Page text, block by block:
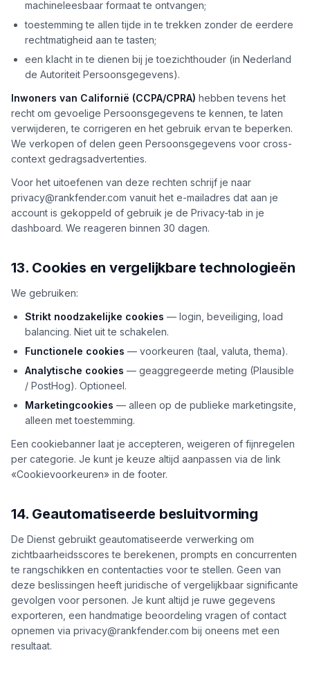
machineleesbaar formaat te ontvangen;
toestemming te allen tijde in te trekken zonder de eerdere
rechtmatigheid aan te tasten;
een klacht in te dienen bij je toezichthouder (in Nederland
de Autoriteit Persoonsgegevens).
Inwoners van Californië (CCPA/CPRA) hebben tevens het
recht om gevoelige Persoonsgegevens te kennen, te laten
verwijderen, te corrigeren en het gebruik ervan te beperken.
We verkopen of delen geen Persoonsgegevens voor cross-
context gedragsadvertenties.
Voor het uitoefenen van deze rechten schrijf je naar
privacy@rankfender.com vanuit het e-mailadres dat aan je
account is gekoppeld of gebruik je de Privacy-tab in je
dashboard. We reageren binnen 30 dagen.
13. Cookies en vergelijkbare technologieën
We gebruiken:
Strikt noodzakelijke cookies — login, beveiliging, load
balancing. Niet uit te schakelen.
Functionele cookies — voorkeuren (taal, valuta, thema).
Analytische cookies — geaggregeerde meting (Plausible
/ PostHog). Optioneel.
Marketingcookies — alleen op de publieke marketingsite,
alleen met toestemming.
Een cookiebanner laat je accepteren, weigeren of fijnregelen
per categorie. Je kunt je keuze altijd aanpassen via de link
«Cookievoorkeuren» in de footer.
14. Geautomatiseerde besluitvorming
De Dienst gebruikt geautomatiseerde verwerking om
zichtbaarheidsscores te berekenen, prompts en concurrenten
te rangschikken en contentacties voor te stellen. Geen van
deze beslissingen heeft juridische of vergelijkbaar significante
gevolgen voor personen. Je kunt altijd je ruwe gegevens
exporteren, een handmatige beoordeling vragen of contact
opnemen via privacy@rankfender.com bij oneens met een
resultaat.